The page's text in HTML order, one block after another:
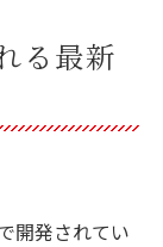
る最新
開発されてい